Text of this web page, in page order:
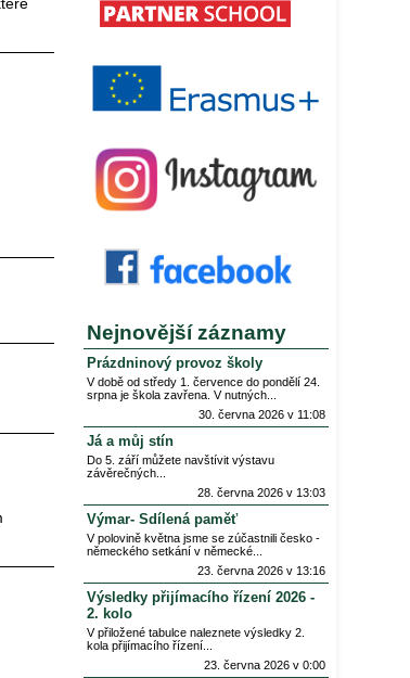
Nejnovější záznamy
Prázdninový provoz školy
V době od středy 1. července do pondělí 24.
srpna je škola zavřena. V nutných
30. června 2026 v 11:08
Já a můj stín
Do 5. září můžete navštívit výstavu
závěrečných
28. června 2026 v 13:03
Výmar- Sdílená paměť
V polovině května jsme se zúčastnili česko -
německého setkání v německé
23. června 2026 v 13:16
Výsledky přijímacího řízení 2026 -
2. kolo
V přiložené tabulce naleznete výsledky 2.
kola přijímacího řízení
23. června 2026 v 0:00